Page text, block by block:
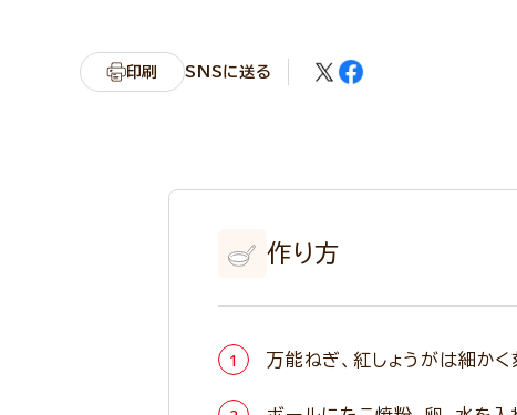
印刷 SNSに送る
作り方
万能ねぎ、紅しょうがは細かく